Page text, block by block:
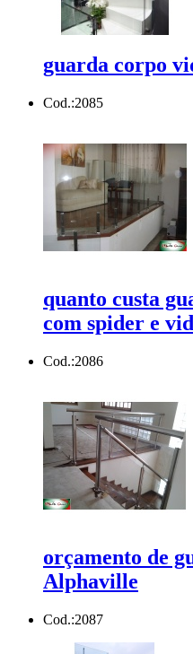
guarda corpo
Cod.:2085
quanto custa
com spider e
Cod.:2086
orçamento de
Alphaville
Cod.:2087